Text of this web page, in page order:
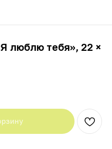
люблю тебя», 22 ×